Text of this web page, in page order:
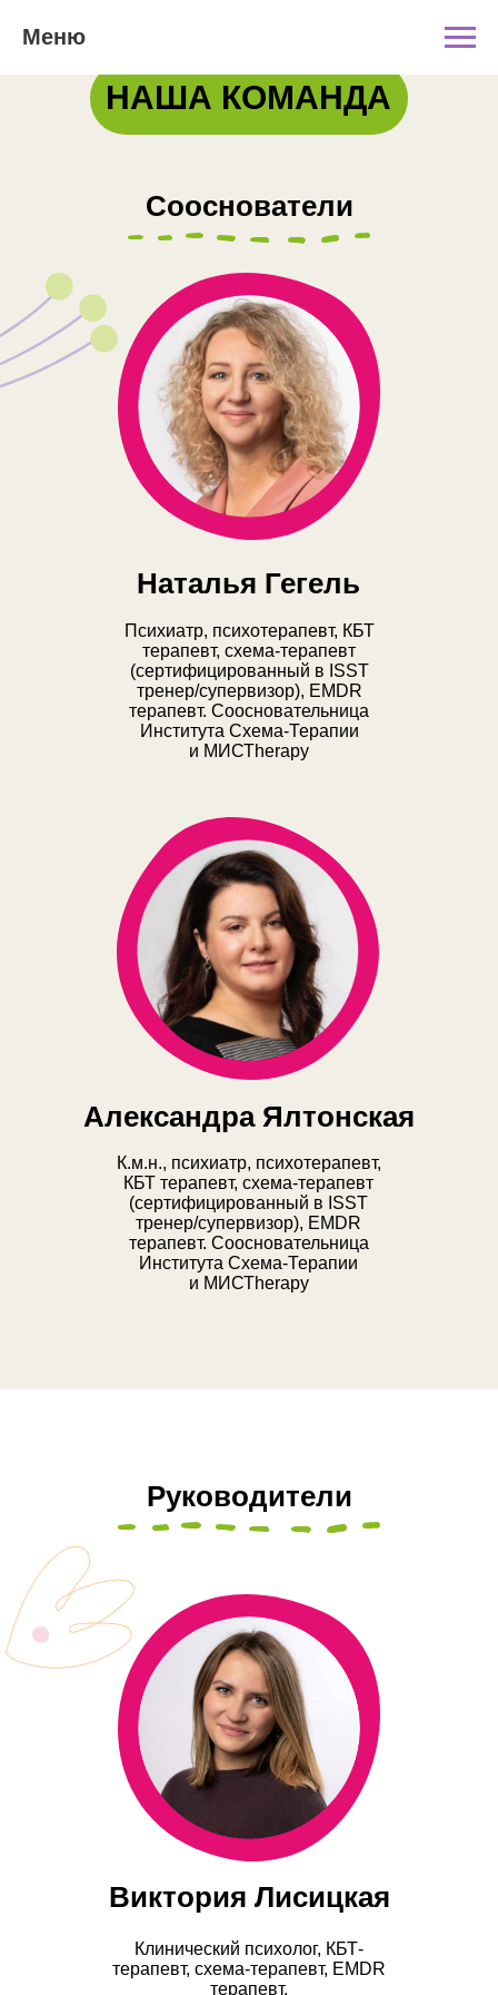
Меню
Сооснователи
Психиатр, психотерапевт, КБТ
терапевт, схема-терапевт
(сертифицированный в ISST
тренер/супервизор), EMDR
терапевт. Соосновательница
Института Схема-Терапии
и МИСТherapy
Наталья Гегель
Александра Ялтонская
К.м.н., психиатр, психотерапевт,
КБТ терапевт, схема-терапевт
(сертифицированный в ISST
тренер/супервизор), EMDR
терапевт. Соосновательница
Института Схема-Терапии
и МИСТherapy
НАША КОМАНДА
Руководители
Клинический психолог, КБТ-
терапевт, схема-терапевт, EMDR
терапевт.
Виктория Лисицкая